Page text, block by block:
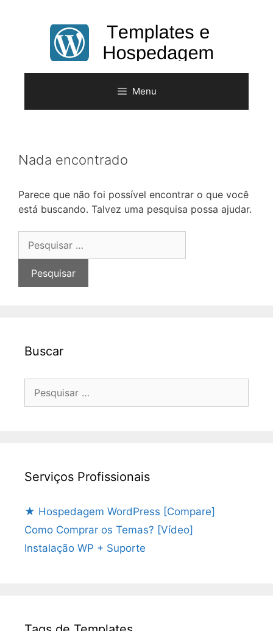
Menu
Nada encontrado
Parece que não foi possível encontrar o que você
está buscando. Talvez uma pesquisa possa ajudar.
por:
Buscar
Serviços Profissionais
★ Hospedagem WordPress [Compare]
Como Comprar os Temas? [Vídeo]
Instalação WP + Suporte